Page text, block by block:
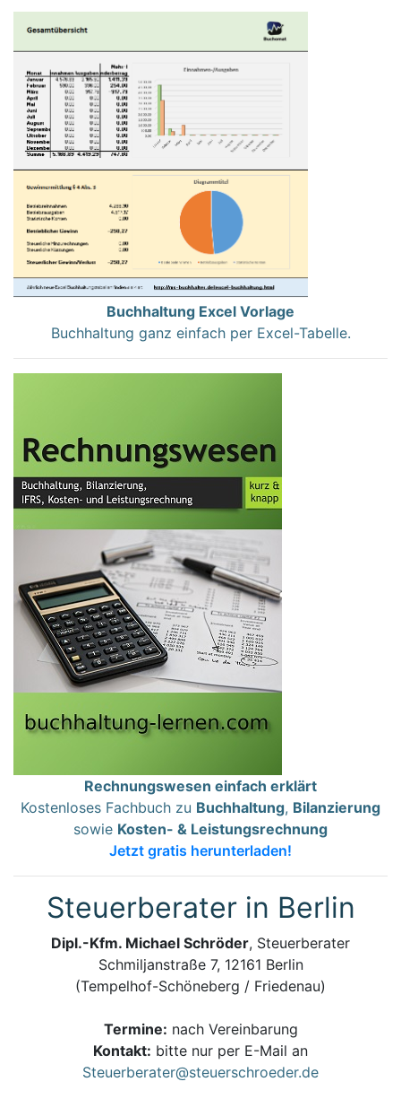
Buchhaltung Excel Vorlage
Buchhaltung ganz einfach per Excel-Tabelle.
Rechnungswesen einfach erklärt
Kostenloses Fachbuch zu Buchhaltung, Bilanzierung
sowie Kosten- & Leistungsrechnung
Jetzt gratis herunterladen!
Steuerberater in Berlin
Dipl.-Kfm. Michael Schröder, Steuerberater
Schmiljanstraße 7, 12161 Berlin
(Tempelhof-Schöneberg / Friedenau)
Termine: nach Vereinbarung
Kontakt: bitte nur per E-Mail an
Steuerberater@steuerschroeder.de